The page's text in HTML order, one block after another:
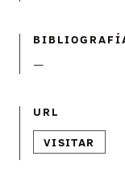
—
URL
VISITAR